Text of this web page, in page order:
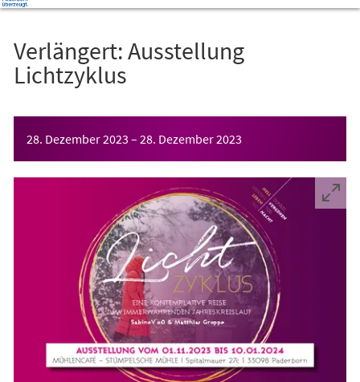
Verlängert: Ausstellung
Lichtzyklus
28. Dezember 2023 – 28. Dezember 2023